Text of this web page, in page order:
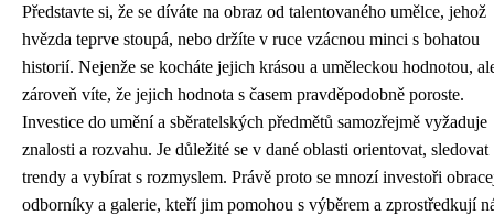
Představte si, že se díváte na obraz od talentovaného umělce, jehož
hvězda teprve stoupá, nebo držíte v ruce vzácnou minci s bohatou
historií. Nejenže se kocháte jejich krásou a uměleckou hodnotou,
zároveň víte, že jejich hodnota s časem pravděpodobně poroste.
Investice do umění a sběratelských předmětů samozřejmě vyžaduje
znalosti a rozvahu. Je důležité se v dané oblasti orientovat, sledovat
trendy a vybírat s rozmyslem. Právě proto se mnozí investoři
odborníky a galerie, kteří jim pomohou s výběrem a zprostředkují